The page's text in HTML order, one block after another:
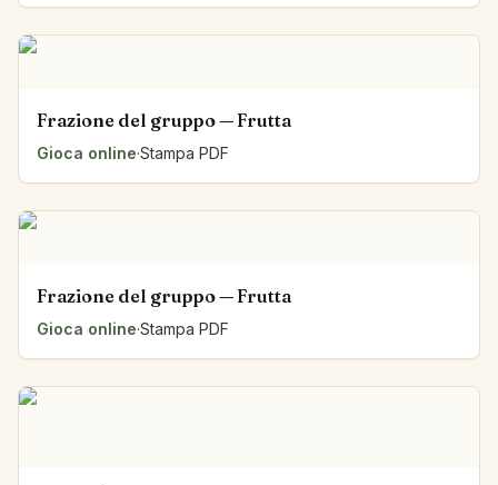
Frazione del gruppo — Frutta
Gioca online·Stampa PDF
Frazione del gruppo — Frutta
Gioca online·Stampa PDF